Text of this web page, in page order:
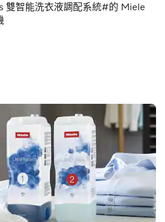
雙智能洗衣液調配系統#的 Miele